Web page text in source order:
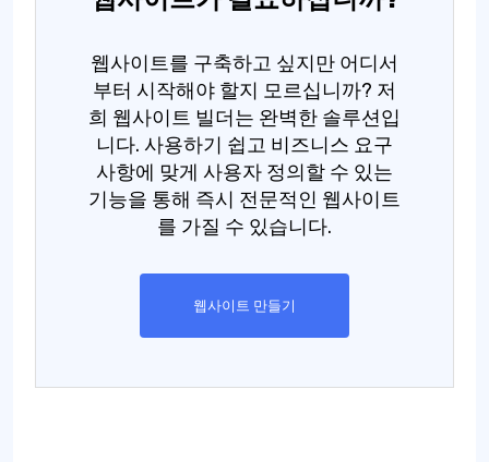
웹사이트를 구축하고 싶지만 어디서
부터 시작해야 할지 모르십니까? 저
희 웹사이트 빌더는 완벽한 솔루션입
니다. 사용하기 쉽고 비즈니스 요구
사항에 맞게 사용자 정의할 수 있는
기능을 통해 즉시 전문적인 웹사이트
를 가질 수 있습니다.
웹사이트 만들기